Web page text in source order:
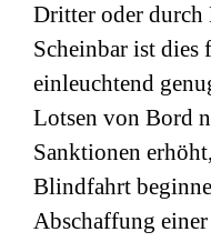
Dritter oder durch
Scheinbar ist
einleuchtend
Lotsen von Bord
Sanktionen
Blindfahrt
Abschaffung